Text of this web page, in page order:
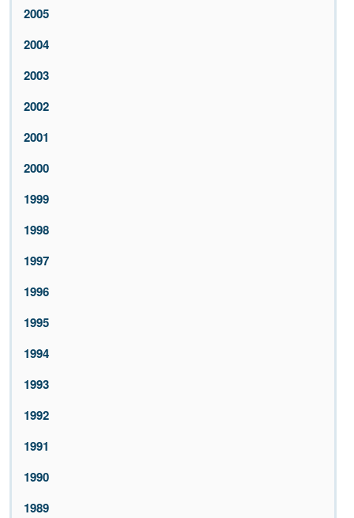
2005
2004
2003
2002
2001
2000
1999
1998
1997
1996
1995
1994
1993
1992
1991
1990
1989